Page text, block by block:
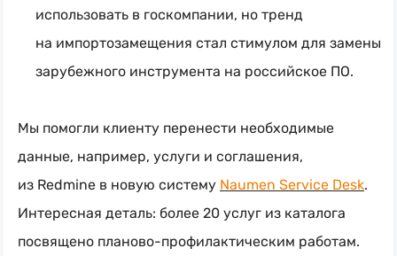
использовать в госкомпании, но тренд
на импортозамещения стал стимулом для замены
зарубежного инструмента на российское ПО.
Мы помогли клиенту перенести необходимые
данные, например, услуги и соглашения,
из Redmine в новую систему Naumen Service Desk.
Интересная деталь: более 20 услуг из каталога
посвящено планово-профилактическим работам.